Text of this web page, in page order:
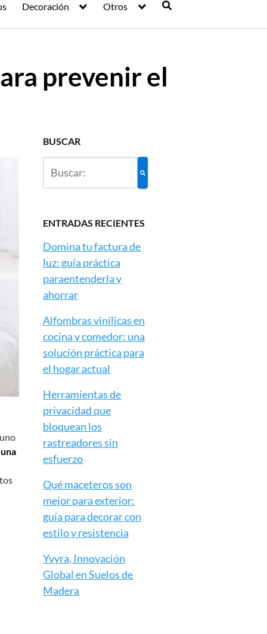
Decoración Otros
prevenir el
BUSCAR
ENTRADAS RECIENTES
Domina tu factura de
luz: guía práctica
paraentenderla y
ahorrar
Alfombras vinílicas en
cocina y comedor: una
solución práctica para
el hogar actual
Herramientas de
privacidad que
bloquean los
rastreadores sin
esfuerzo
Qué maceteros son
mejor para exterior:
guía para decorar con
estilo y resistencia
Yvyra, Innovación
Global en Suelos de
Madera